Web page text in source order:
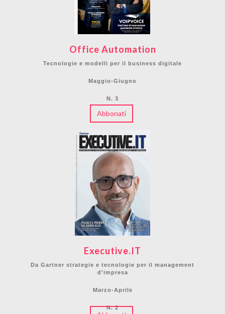
Office Automation
Tecnologie e modelli per il business digitale
Maggio-Giugno
N. 3
Abbonati
Executive.IT
Da Gartner strategie e tecnologie per il management
d'impresa
Marzo-Aprile
N. 2